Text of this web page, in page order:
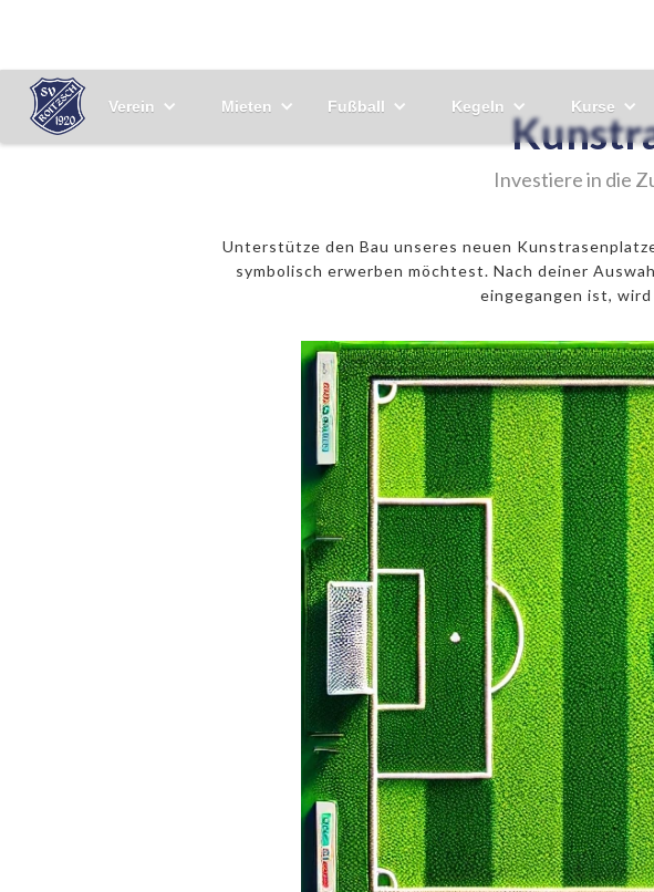
Verein Mieten Fußball Kegeln Kurse
Investiere in die
Unterstütze den Bau unseres neuen
symbolisch erwerben möchtest. Nach deiner
eingegangen ist,